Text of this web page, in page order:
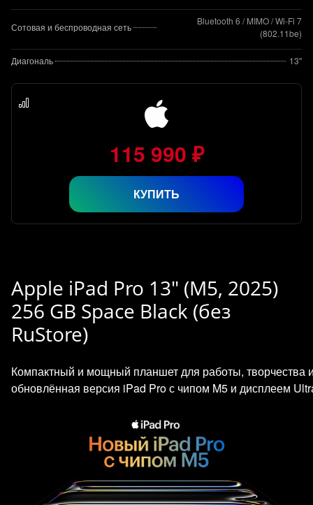
Сотовая и беспроводная сеть
Bluetooth 6 / MIMO / Wi‑Fi 7
(802.11be)
Диагональ 13"
115 990 ₽
КУПИТЬ
Apple iPad Pro 13" (M5, 2025)
256 GB Space Black (без
RuStore)
Компактный и мощный планшет для работы, творчества
обновлённая версия iPad Pro с чипом M5 и дисплеем